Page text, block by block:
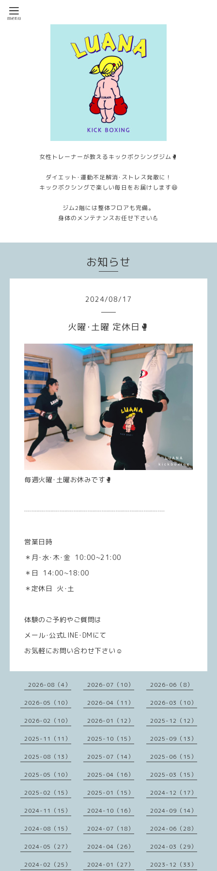
女性トレーナーが教えるキックボクシングジム🥊
ダイエット･運動不足解消･ストレス発散に！
キックボクシングで楽しい毎日をお届けします😆
ジム2階には整体フロアも完備。
身体のメンテナンスお任せ下さい💪
お知らせ
2024/08/ 17
火曜･土曜 定休日🥊
毎週火曜･土曜お休みです🥊
┈┈┈┈┈┈┈┈┈┈┈┈┈┈┈┈┈┈┈┈
営業日時
＊月･水･木･金 10:00~21:00
＊日 14:00~18:00
＊定休日 火･土
体験のご予約やご質問は
メール･公式LINE･DMにて
お気軽にお問い合わせ下さい☺️
2026-08（4） 2026-07（10） 2026-06（8）
2026-05（10） 2026-04（11） 2026-03（10）
2026-02（10） 2026-01（12） 2025-12（12）
2025-11（11） 2025-10（15） 2025-09（13）
2025-08（13） 2025-07（14） 2025-06（15）
2025-05（10） 2025-04（16） 2025-03（15）
2025-02（15） 2025-01（15） 2024-12（17）
2024-11（15） 2024-10（16） 2024-09（14）
2024-08（15） 2024-07（18） 2024-06（28）
2024-05（27） 2024-04（26） 2024-03（29）
2024-02（25） 2024-01（27） 2023-12（33）